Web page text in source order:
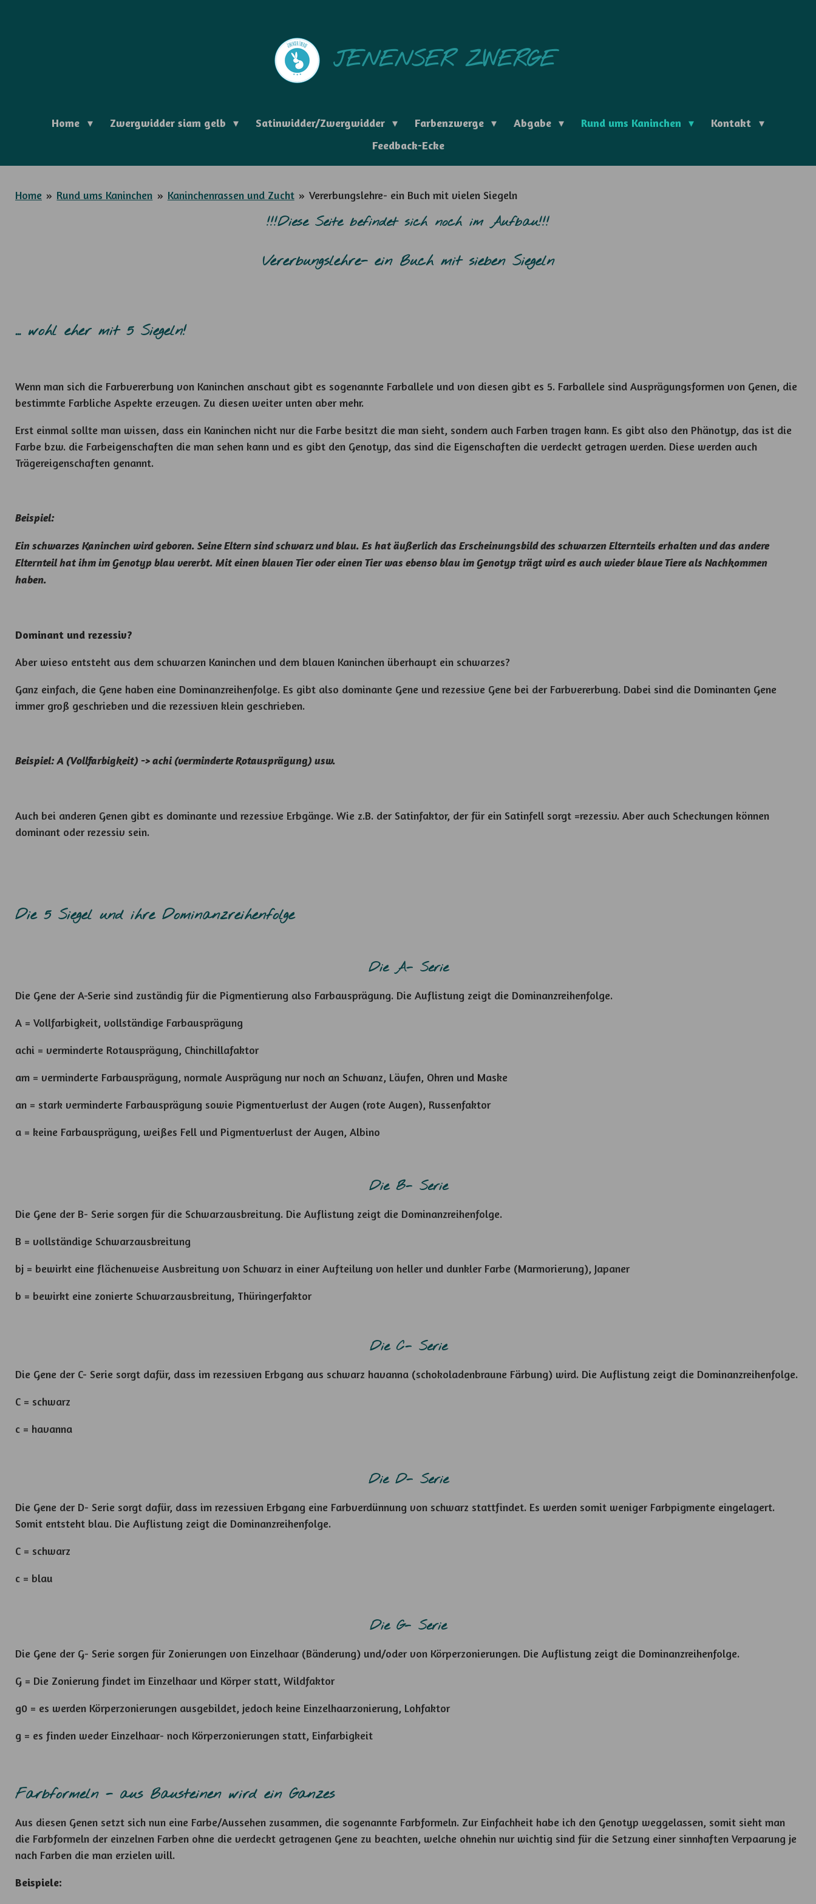
JENENSER ZWERGE
Home Zwergwidder siam gelb Satinwidder/Zwergwidder Farbenzwerge Abgabe Rund ums Kaninchen
Kontakt
Feedback-Ecke
Home » Rund ums Kaninchen » Kaninchenrassen und Zucht » Vererbungslehre- ein Buch mit vielen Siegeln
!!!Diese Seite befindet sich noch im Aufbau!!!
Vererbungslehre- ein Buch mit sieben Siegeln
... wohl eher mit 5 Siegeln!
Wenn man sich die Farbvererbung von Kaninchen anschaut gibt es sogenannte Farballele und von diesen gibt es 5. Farballele sind Ausprägungsformen von Genen, die
bestimmte Farbliche Aspekte erzeugen. Zu diesen weiter unten aber mehr.
Erst einmal sollte man wissen, dass ein Kaninchen nicht nur die Farbe besitzt die man sieht, sondern auch Farben tragen kann. Es gibt also den Phänotyp, das ist die
Farbe bzw. die Farbeigenschaften die man sehen kann und es gibt den Genotyp, das sind die Eigenschaften die verdeckt getragen werden. Diese werden auch
Trägereigenschaften genannt.
Beispiel:
Ein schwarzes Kaninchen wird geboren. Seine Eltern sind schwarz und blau. Es hat äußerlich das Erscheinungsbild des schwarzen Elternteils erhalten und das andere
Elternteil hat ihm im Genotyp blau vererbt. Mit einen blauen Tier oder einen Tier was ebenso blau im Genotyp trägt wird es auch wieder blaue Tiere als Nachkommen
haben.
Dominant und rezessiv?
Aber wieso entsteht aus dem schwarzen Kaninchen und dem blauen Kaninchen überhaupt ein schwarzes?
Ganz einfach, die Gene haben eine Dominanzreihenfolge. Es gibt also dominante Gene und rezessive Gene bei der Farbvererbung. Dabei sind die Dominanten Gene
immer groß geschrieben und die rezessiven klein geschrieben.
Beispiel: A (Vollfarbigkeit) -> achi (verminderte Rotausprägung) usw.
Auch bei anderen Genen gibt es dominante und rezessive Erbgänge. Wie z.B. der Satinfaktor, der für ein Satinfell sorgt =rezessiv. Aber auch Scheckungen können
dominant oder rezessiv sein.
Die 5 Siegel und ihre Dominanzreihenfolge
Die A- Serie
Die Gene der A-Serie sind zuständig für die Pigmentierung also Farbausprägung. Die Auflistung zeigt die Dominanzreihenfolge.
A = Vollfarbigkeit, vollständige Farbausprägung
achi = verminderte Rotausprägung, Chinchillafaktor
am = verminderte Farbausprägung, normale Ausprägung nur noch an Schwanz, Läufen, Ohren und Maske
an = stark verminderte Farbausprägung sowie Pigmentverlust der Augen (rote Augen), Russenfaktor
a = keine Farbausprägung, weißes Fell und Pigmentverlust der Augen, Albino
Die B- Serie
Die Gene der B- Serie sorgen für die Schwarzausbreitung. Die Auflistung zeigt die Dominanzreihenfolge.
B = vollständige Schwarzausbreitung
bj = bewirkt eine flächenweise Ausbreitung von Schwarz in einer Aufteilung von heller und dunkler Farbe (Marmorierung), Japaner
b = bewirkt eine zonierte Schwarzausbreitung, Thüringerfaktor
Die C- Serie
Die Gene der C- Serie sorgt dafür, dass im rezessiven Erbgang aus schwarz havanna (schokoladenbraune Färbung) wird. Die Auflistung zeigt die Dominanzreihenfolge.
C = schwarz
c = havanna
Die D- Serie
Die Gene der D- Serie sorgt dafür, dass im rezessiven Erbgang eine Farbverdünnung von schwarz stattfindet. Es werden somit weniger Farbpigmente eingelagert.
Somit entsteht blau. Die Auflistung zeigt die Dominanzreihenfolge.
C = schwarz
c = blau
Die G- Serie
Die Gene der G- Serie sorgen für Zonierungen von Einzelhaar (Bänderung) und/oder von Körperzonierungen. Die Auflistung zeigt die Dominanzreihenfolge.
G = Die Zonierung findet im Einzelhaar und Körper statt, Wildfaktor
g0 = es werden Körperzonierungen ausgebildet, jedoch keine Einzelhaarzonierung, Lohfaktor
g = es finden weder Einzelhaar- noch Körperzonierungen statt, Einfarbigkeit
Farbformeln - aus Bausteinen wird ein Ganzes
Aus diesen Genen setzt sich nun eine Farbe/Aussehen zusammen, die sogenannte Farbformeln. Zur Einfachheit habe ich den Genotyp weggelassen, somit sieht man
die Farbformeln der einzelnen Farben ohne die verdeckt getragenen Gene zu beachten, welche ohnehin nur wichtig sind für die Setzung einer sinnhaften Verpaarung je
nach Farben die man erzielen will.
Beispiele: